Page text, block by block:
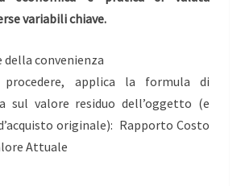
variabili chiave.
della convenienza
applica la formula di
sul valore residuo dell’oggetto (e
originale): Rapporto Costo
Attuale